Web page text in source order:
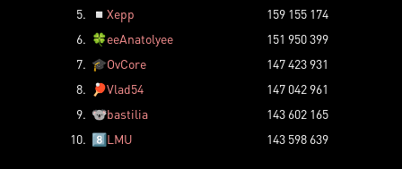
5.
◽ Xepp
159 155 174
6. 🍀eeAnatolyee
151 950 399
7. 🎓OvCore
147 423 931
8.
🏓Vlad54
147 042 961
9. 🐨bastilia
143 602 165
10. 8️⃣LMU 143 598 639